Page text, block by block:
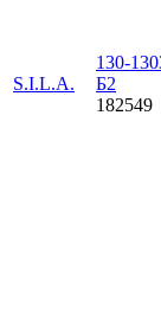
S.I.L.A.
130-
Б2
182549